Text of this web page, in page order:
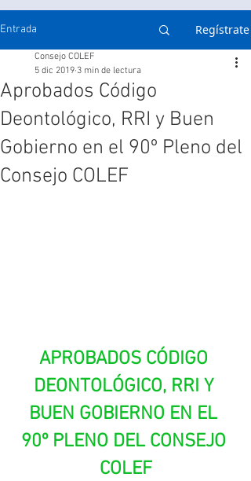
Entrada Regístrate
Aprobados Código
Deontológico, RRI y Buen
Gobierno en el 90º Pleno del
Consejo COLEF
Consejo COLEF
5 dic 2019 3 min de lectura
APROBADOS CÓDIGO
DEONTOLÓGICO, RRI Y
BUEN GOBIERNO EN EL
90º PLENO DEL CONSEJO
COLEF